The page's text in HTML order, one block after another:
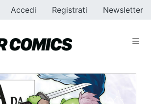
Accedi Registrati Newsletter